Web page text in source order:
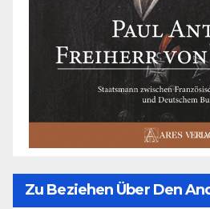
Zu Beziehen Über Den